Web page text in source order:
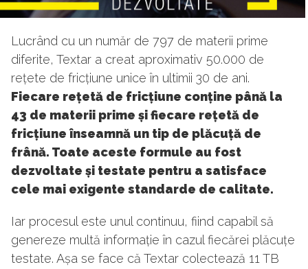
Lucrând cu un număr de 797 de materii prime
diferite, Textar a creat aproximativ 50.000 de
rețete de fricțiune unice în ultimii 30 de ani.
Fiecare rețetă de fricțiune conține până la
43 de materii prime și fiecare rețetă de
fricțiune înseamnă un tip de plăcuță de
frână. Toate aceste formule au fost
dezvoltate și testate pentru a satisface
cele mai exigente standarde de calitate.
Iar procesul este unul continuu, fiind capabil să
genereze multă informație în cazul fiecărei plăcuțe
testate. Așa se face că Textar colectează 11 TB